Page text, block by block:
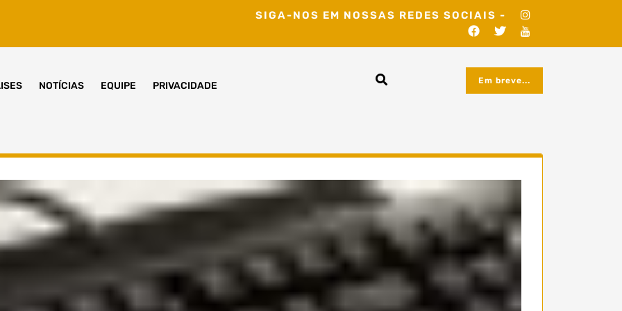
SIGA-NOS EM NOSSAS REDES SOCIAIS -
NOTÍCIAS EQUIPE PRIVACIDADE Em breve...